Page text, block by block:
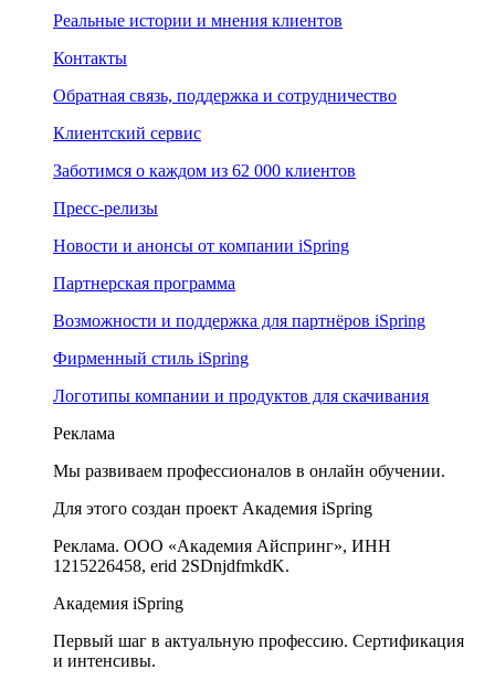
Реальные истории и мнения клиентов
Контакты
Обратная связь, поддержка и сотрудничество
Клиентский сервис
Заботимся о каждом из 62 000 клиентов
Пресс-релизы
Новости и анонсы от компании iSpring
Партнерская программа
Возможности и поддержка для партнёров iSpring
Фирменный стиль iSpring
Логотипы компании и продуктов для скачивания
Реклама
Мы развиваем профессионалов в онлайн обучении.
Для этого создан проект Академия iSpring
Реклама. ООО «Академия Айспринг», ИНН
1215226458, erid 2SDnjdfmkdK.
Академия iSpring
Первый шаг в актуальную профессию. Сертификация
и интенсивы.